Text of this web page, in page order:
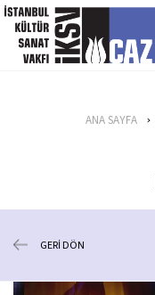
içeriği atla
ANA SAYFA
GERİ DÖN